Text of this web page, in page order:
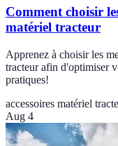
Comment choisir
matériel tracteur
Apprenez à choisir les
tracteur afin d'optimiser
pratiques!
accessoires matériel
Aug 4